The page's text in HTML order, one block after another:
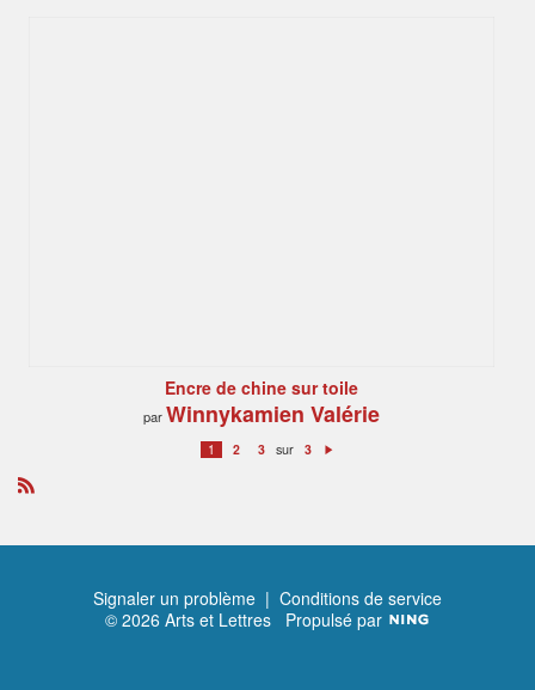
Encre de chine sur toile
parWinnykamien Valérie
1 2 3 sur 3
Signaler un problème | Conditions de service
© 2026 Arts et Lettres Propulsé par